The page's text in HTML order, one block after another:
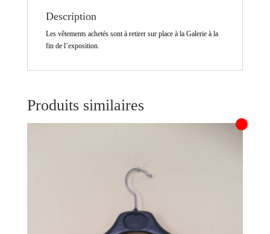
Description
Les vêtements achetés sont à retirer sur place à la Galerie à la
fin de l’exposition.
Produits similaires